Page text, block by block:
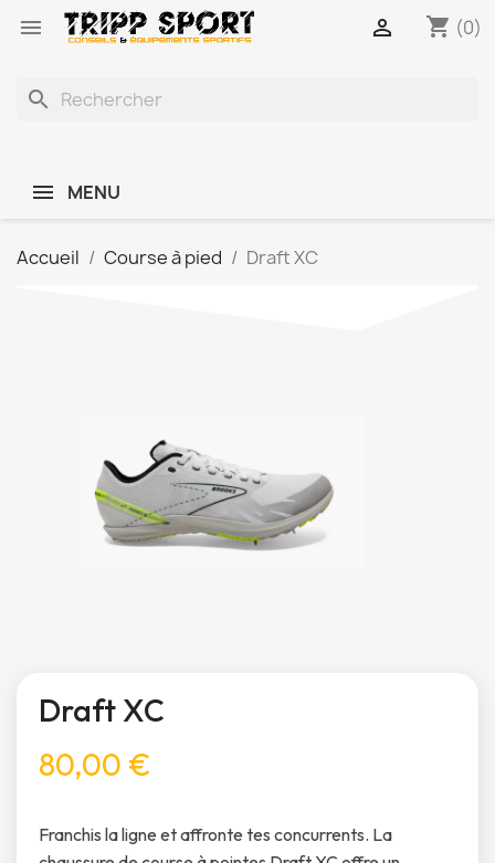
 shopping_cart (0)

search
MENU
Accueil Course à pied Draft XC
Draft XC
80,00 €
Franchis la ligne et affronte tes concurrents. La